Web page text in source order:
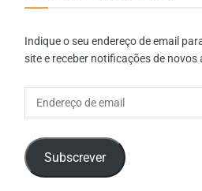
Indique o seu endereço de email
site e receber notificações de novos
Subscrever